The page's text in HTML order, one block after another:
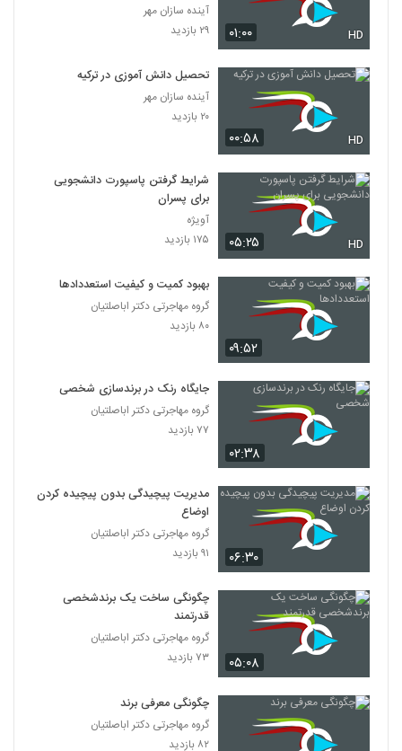
۰۱:۰۰ HD
آینده سازان مهر
۲۹ بازدید
۰۰:۵۸ HD
تحصیل دانش آموزی در ترکیه
آینده سازان مهر
۲۰ بازدید
۰۵:۲۵ HD
شرایط گرفتن پاسپورت دانشجویی
برای پسران
آویژه
۱۷۵ بازدید
۰۹:۵۲
بهبود کمیت و کیفیت استعددادها
گروه مهاجرتی دکتر اباصلتیان
۸۰ بازدید
۰۲:۳۸
جایگاه رنک در برندسازی شخصی
گروه مهاجرتی دکتر اباصلتیان
۷۷ بازدید
۰۶:۳۰
مدیریت پیچیدگی بدون پیچیده کردن
اوضاع
گروه مهاجرتی دکتر اباصلتیان
۹۱ بازدید
۰۵:۰۸
چگونگی ساخت یک برندشخصی
قدرتمند
گروه مهاجرتی دکتر اباصلتیان
۷۳ بازدید
چگونگی معرفی برند
گروه مهاجرتی دکتر اباصلتیان
۸۲ بازدید